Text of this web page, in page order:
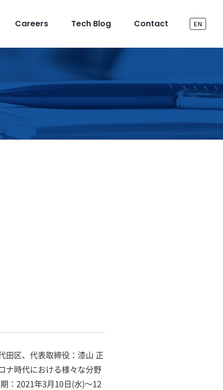
Careers Tech Blog Contact EN
田区、代表取締役：漆山 正
ナ時代における様々な分野
：2021年3月10日(水)～12